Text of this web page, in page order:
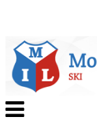
Veksle
navigasjon